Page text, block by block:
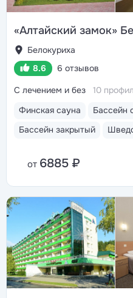
«Алтайский замок»
Белокуриха
8.6
6 отзывов
Финская сауна
Бассейн
Бассейн закрытый
С лечением и без 10
от 6885 ₽